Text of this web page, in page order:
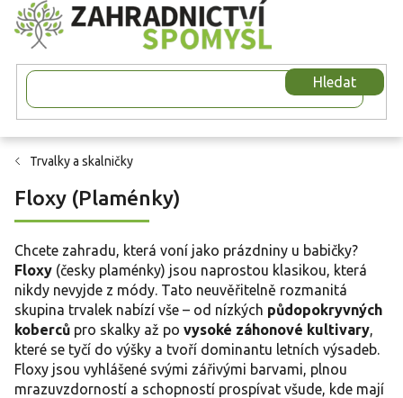
Přejít
na
obsah
Hledat
Trvalky a skalničky
Floxy (Plaménky)
Chcete zahradu, která voní jako prázdniny u babičky?
Floxy (česky plaménky) jsou naprostou klasikou, která
nikdy nevyjde z módy. Tato neuvěřitelně rozmanitá
skupina trvalek nabízí vše – od nízkých půdopokryvných
koberců pro skalky až po vysoké záhonové kultivary
které se tyčí do výšky a tvoří dominantu letních výsadeb.
Floxy jsou vyhlášené svými zářivými barvami, plnou
mrazuvzdorností a schopností prospívat všude, kde mají